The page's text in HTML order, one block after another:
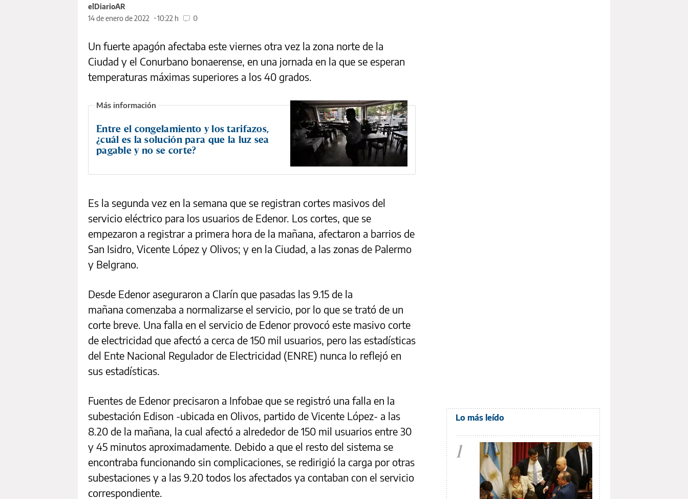
elDiarioAR
14 de enero de 2022
10:22 h 0
Un fuerte apagón afectaba este viernes otra vez la zona norte de la
Ciudad y el Conurbano bonaerense, en una jornada en la que se esperan
temperaturas máximas superiores a los 40 grados.
Entre el congelamiento y los tarifazos,
¿cuál es la solución para que la luz sea
pagable y no se corte?
Es la segunda vez en la semana que se registran cortes masivos del
servicio eléctrico para los usuarios de Edenor. Los cortes, que se
empezaron a registrar a primera hora de la mañana, afectaron a barrios de
San Isidro, Vicente López y Olivos; y en la Ciudad, a las zonas de Palermo
y Belgrano.
Desde Edenor aseguraron a Clarín que pasadas las 9.15 de la
mañana comenzaba a normalizarse el servicio, por lo que se trató de un
corte breve. Una falla en el servicio de Edenor provocó este masivo corte
de electricidad que afectó a cerca de 150 mil usuarios, pero las estadísticas
del Ente Nacional Regulador de Electricidad (ENRE) nunca lo reflejó en
sus estadísticas.
Fuentes de Edenor precisaron a Infobae que se registró una falla en la
subestación Edison -ubicada en Olivos, partido de Vicente López- a las
8.20 de la mañana, la cual afectó a alrededor de 150 mil usuarios entre 30
y 45 minutos aproximadamente. Debido a que el resto del sistema se
encontraba funcionando sin complicaciones, se redirigió la carga por otras
subestaciones y a las 9.20 todos los afectados ya contaban con el servicio
correspondiente.
Lo más leído
1